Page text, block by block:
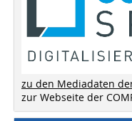
zu den Mediadaten der
zur Webseite der